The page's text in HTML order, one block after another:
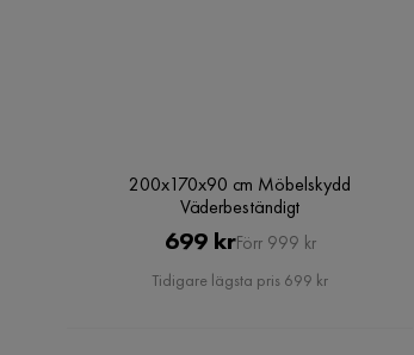
200x170x90 cm Möbelskydd
Väderbeständigt
Pris
699 krOriginal
Pris
Förr 999 kr
Tidigare lägsta pris 699 kr